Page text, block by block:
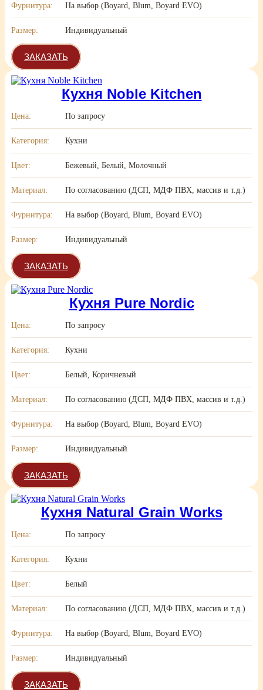
Фурнитура: На выбор (Boyard, Blum, Boyard EVO)
Размер: Индивидуальный
ЗАКАЗАТЬ
Кухня Noble Kitchen
Цена: По запросу
Категория: Кухни
Цвет: Бежевый, Белый, Молочный
Материал: По согласованию (ДСП, МДФ ПВХ, массив и т.д.)
Фурнитура: На выбор (Boyard, Blum, Boyard EVO)
Размер: Индивидуальный
ЗАКАЗАТЬ
Кухня Pure Nordic
Цена: По запросу
Категория: Кухни
Цвет: Белый, Коричневый
Материал: По согласованию (ДСП, МДФ ПВХ, массив и т.д.)
Фурнитура: На выбор (Boyard, Blum, Boyard EVO)
Размер: Индивидуальный
ЗАКАЗАТЬ
Кухня Natural Grain Works
Цена: По запросу
Категория: Кухни
Цвет: Белый
Материал: По согласованию (ДСП, МДФ ПВХ, массив и т.д.)
Фурнитура: На выбор (Boyard, Blum, Boyard EVO)
Размер: Индивидуальный
ЗАКАЗАТЬ